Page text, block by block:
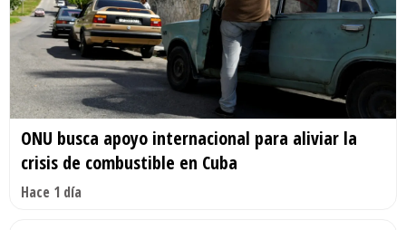
ONU busca apoyo internacional para aliviar la
crisis de combustible en Cuba
Hace 1 día